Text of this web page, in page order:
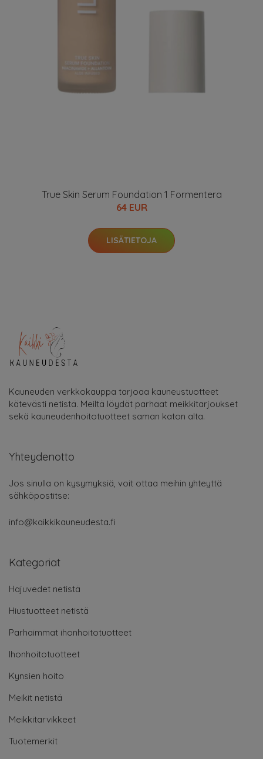
True Skin Serum Foundation 1 Formentera
64 EUR
LISÄTIETOJA
Kauneuden verkkokauppa tarjoaa kauneustuotteet
kätevästi netistä. Meiltä löydät parhaat meikkitarjoukset
sekä kauneudenhoitotuotteet saman katon alta.
Yhteydenotto
Jos sinulla on kysymyksiä, voit ottaa meihin yhteyttä
sähköpostitse:
info@kaikkikauneudesta.fi
Kategoriat
Hajuvedet netistä
Hiustuotteet netistä
Parhaimmat ihonhoitotuotteet
Ihonhoitotuotteet
Kynsien hoito
Meikit netistä
Meikkitarvikkeet
Tuotemerkit